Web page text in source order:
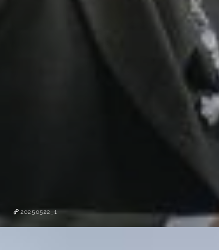
20250522_1